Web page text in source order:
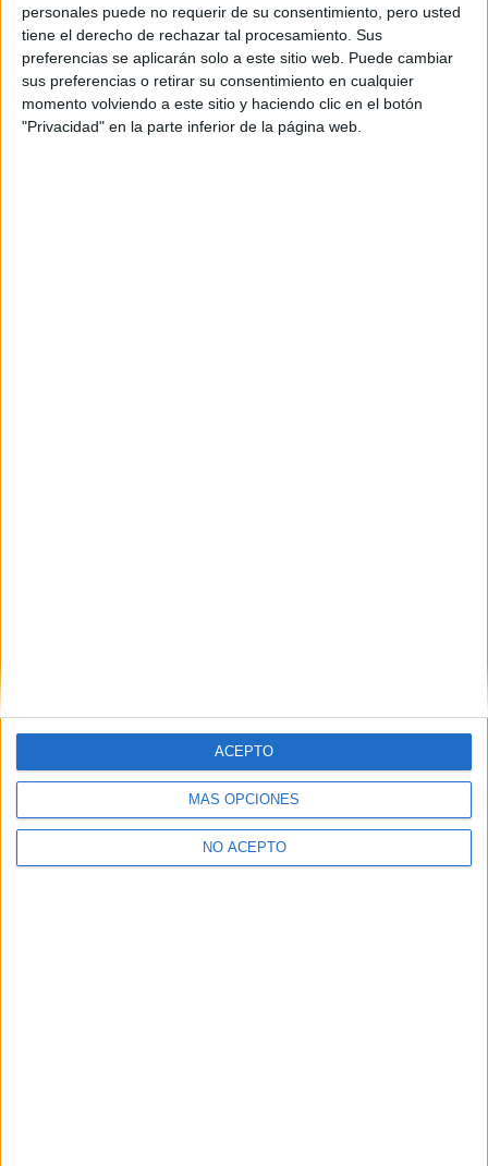
personales puede no requerir de su consentimiento, pero usted
tiene el derecho de rechazar tal procesamiento. Sus
preferencias se aplicarán solo a este sitio web. Puede cambiar
sus preferencias o retirar su consentimiento en cualquier
momento volviendo a este sitio y haciendo clic en el botón
"Privacidad" en la parte inferior de la página web.
MÁS OPCIONES
NO ACEPTO
ACEPTO
Términos y Condiciones de Uso
Aceptolos Términos y Condicionesde uso*
Y como regalo de agradecimiento, por registrarte te daremos
gratis una copia de nuestro ebook con 100 consejos para tu
primer año de universidad